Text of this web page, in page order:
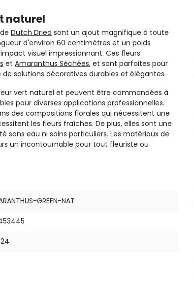
naturel
Dutch Dried sont un ajout magnifique à toute
d'environ 60 centimètres et un poids
visuel impressionnant. Ces fleurs
et Amaranthus Séchées, et sont parfaites pour
solutions décoratives durables et élégantes.
vert naturel et peuvent être commandées à
pour diverses applications professionnelles.
des compositions florales qui nécessitent une
les fleurs fraîches. De plus, elles sont une
sans eau ni soins particuliers. Les matériaux de
un incontournable pour tout fleuriste ou
GREEN-NAT